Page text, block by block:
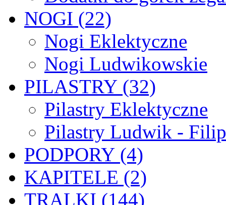
NOGI (22)
Nogi Eklektyczne
Nogi Ludwikowskie
PILASTRY (32)
Pilastry Eklektyczne
Pilastry Ludwik - Filip
PODPORY (4)
KAPITELE (2)
TRALKI (144)